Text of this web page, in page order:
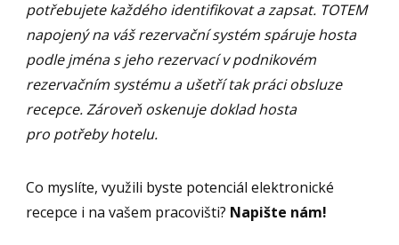
potřebujete každého identifikovat a zapsat. TOTEM
napojený na váš rezervační systém spáruje hosta
podle jména s jeho rezervací v podnikovém
rezervačním systému a ušetří tak práci obsluze
recepce. Zároveň oskenuje doklad hosta
pro potřeby hotelu.
Co myslíte, využili byste potenciál elektronické
recepce i na vašem pracovišti? Napište nám!